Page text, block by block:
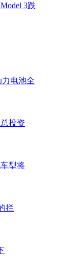
3跌
电池全
投资
型将
拦